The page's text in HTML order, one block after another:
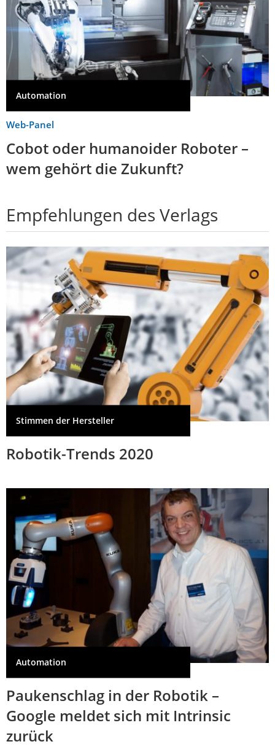
Automation
Web-Panel
Cobot oder humanoider Roboter –
wem gehört die Zukunft?
Empfehlungen des Verlags
Stimmen der Hersteller
Robotik-Trends 2020
Automation
Paukenschlag in der Robotik –
Google meldet sich mit Intrinsic
zurück